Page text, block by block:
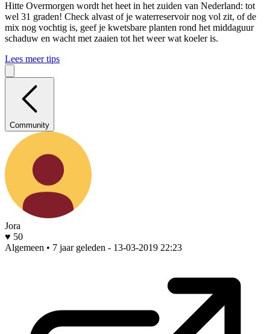
Hitte Overmorgen wordt het heet in het zuiden van Nederland: tot
wel 31 graden! Check alvast of je waterreservoir nog vol zit, of de
mix nog vochtig is, geef je kwetsbare planten rond het middaguur
schaduw en wacht met zaaien tot het weer wat koeler is.
Lees meer tips
Community
Jora
♥ 50
Algemeen • 7 jaar geleden - 13-03-2019 22:23